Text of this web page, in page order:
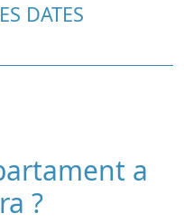
DATES
a
?